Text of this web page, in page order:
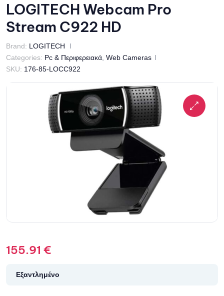
LOGITECH Webcam Pro
Stream C922 HD
Brand: LOGITECH
Categories: Pc & Περιφερειακά Web Cameras
SKU: 176-85-LOCC922
155.91 €
Εξαντλημένο